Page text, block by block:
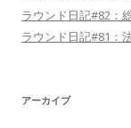
ラウンド日記#82：
ラウンド日記#81：
アーカイブ